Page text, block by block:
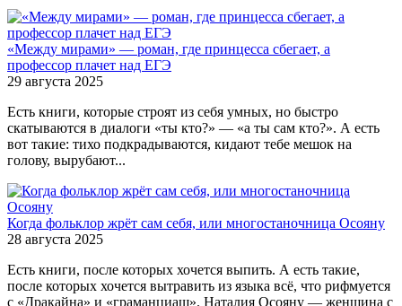
«Между мирами» — роман, где принцесса сбегает, а
профессор плачет над ЕГЭ
29 августа 2025
Есть книги, которые строят из себя умных, но быстро
скатываются в диалоги «ты кто?» — «а ты сам кто?». А есть
вот такие: тихо подкрадываются, кидают тебе мешок на
голову, вырубают...
Когда фольклор жрёт сам себя, или многостаночница Осояну
28 августа 2025
Есть книги, после которых хочется выпить. А есть такие,
после которых хочется вытравить из языка всё, что рифмуется
с «Дракайна» и «граманциаш». Наталия Осояну — женщина с